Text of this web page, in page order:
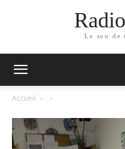
Le son de
Accueil